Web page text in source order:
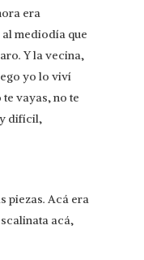
era
mediodía que
Y la vecina,
yo lo viví
vayas, no te
difícil,
piezas. Acá era
acá,